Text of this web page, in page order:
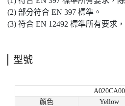
(2) 部分符合 EN 397 標準。
(3) 符合 EN 12492 標準所有要求
型號
A020CA00
顏色
Yellow